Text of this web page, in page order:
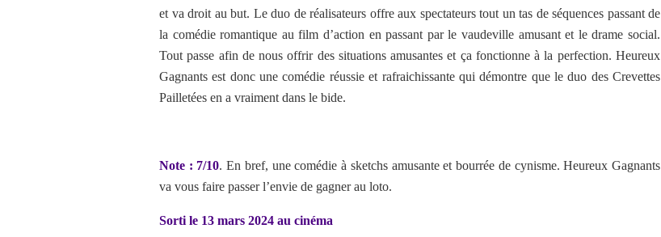
et va droit au but. Le duo de réalisateurs offre aux spectateurs tout un tas de séquences passant de
la comédie romantique au film d’action en passant par le vaudeville amusant et le drame social.
Tout passe afin de nous offrir des situations amusantes et ça fonctionne à la perfection. Heureux
Gagnants est donc une comédie réussie et rafraichissante qui démontre que le duo des Crevettes
Pailletées en a vraiment dans le bide.
Note : 7/10. En bref, une comédie à sketchs amusante et bourrée de cynisme. Heureux Gagnants
va vous faire passer l’envie de gagner au loto.
Sorti le 13 mars 2024 au cinéma